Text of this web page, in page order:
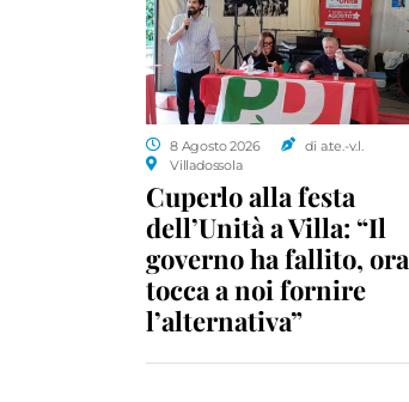
8 Agosto 2026
di a.te.-v.l.
Villadossola
Cuperlo alla festa
dell’Unità a Villa: “Il
governo ha fallito, ora
tocca a noi fornire
l’alternativa”